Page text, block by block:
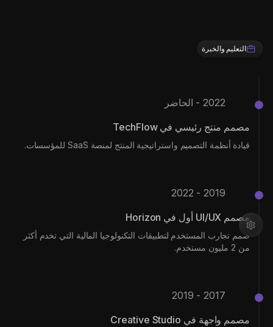
التعليم والخبرة
2022 - الحاضر
مصمم منتج رئيسي في TechFlow
قيادة أنظمة التصميم واستراتيجية المنتج لمنصة SaaS للمؤسسات.
2019 - 2022
مصمم UI/UX أول في Horizon
صمم تجارب المستخدم لتطبيقات التكنولوجيا المالية التي تخدم أكثر
من 2 مليون مستخدم.
2017 - 2019
مصمم واجهة في Creative Studio